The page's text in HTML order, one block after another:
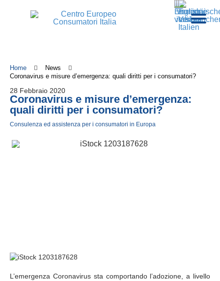
Home
News
Coronavirus e misure d’emergenza: quali diritti per i consumatori?
28 Febbraio 2020
Coronavirus e misure d’emergenza:
quali diritti per i consumatori?
Consulenza ed assistenza per i consumatori in Europa
L’emergenza Coronavirus sta comportando l’adozione, a livello